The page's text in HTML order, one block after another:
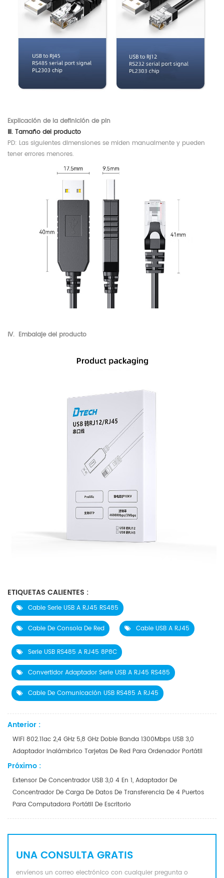
Explicación de la definición de pin
Ⅲ. Tamaño del producto
PD: Las siguientes dimensiones se miden manualmente y pueden
tener errores menores.
Ⅳ. Embalaje del producto
ETIQUETAS CALIENTES :
Cable Serie USB A RJ45 RS485
Cable De Consola De Red Cable USB A RJ45
Serie USB RS485 A RJ45 8P8C
Convertidor Adaptador Serie USB A RJ45 RS485
Cable De Comunicación USB RS485 A RJ45
Anterior :
WiFi 802.11ac 2,4 GHz 5,8 GHz Doble Banda 1300Mbps USB 3,0
Adaptador Inalámbrico Tarjetas De Red Para Ordenador Portátil
Próximo :
Extensor De Concentrador USB 3,0 4 En 1, Adaptador De
Concentrador De Carga De Datos De Transferencia De 4 Puertos
Para Computadora Portátil De Escritorio
UNA CONSULTA GRATIS
envíenos un correo electrónico con cualquier pregunta o